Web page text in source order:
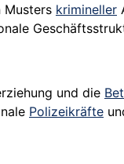
Musters krimineller
und die
Polizeikräfte